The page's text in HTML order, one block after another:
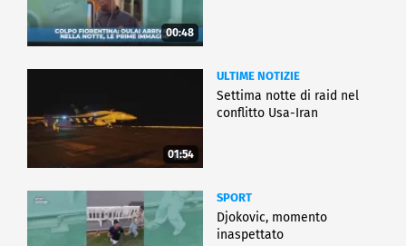
00:48
01:54
ULTIME NOTIZIE
Settima notte di raid nel
conflitto Usa-Iran
SPORT
Djokovic, momento
inaspettato